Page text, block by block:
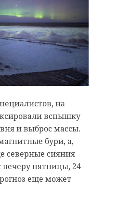
на
вспышку
и выброс массы.
бури, а,
северные сияния
пятницы, 24
еще может